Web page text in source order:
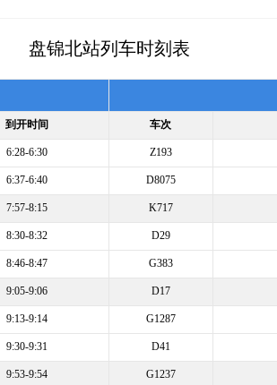
盘锦北站列车时刻表
到开时间 车次
6:28-6:30 Z193
6:37-6:40 D8075
7:57-8:15 K717
8:30-8:32 D29
8:46-8:47 G383
9:05-9:06 D17
9:13-9:14 G1287
9:30-9:31 D41
9:53-9:54 G1237